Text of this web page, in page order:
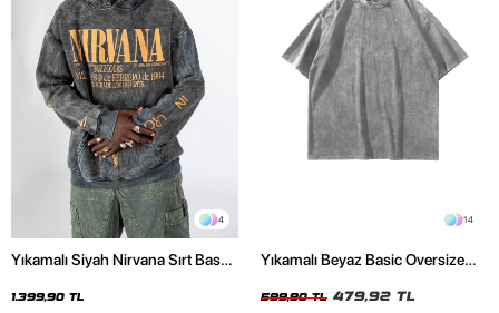
4
Yıkamalı Siyah Nirvana Sırt Baskılı
1.399,90 TL
14
Yıkamalı Beyaz Basic Oversize
599,90 TL 479,92 TL